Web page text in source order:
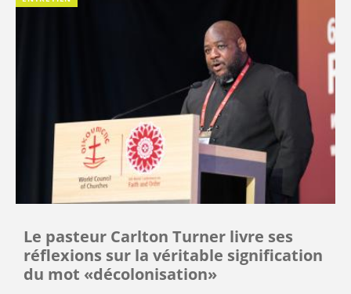
Le pasteur Carlton Turner livre ses
réflexions sur la véritable signification
du mot «décolonisation»